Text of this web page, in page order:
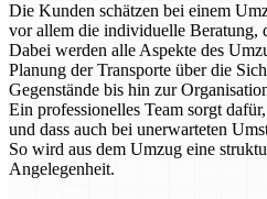
Die Kunden schätzen bei einem
vor allem die individuelle Beratung,
Dabei werden alle Aspekte des
Planung der Transporte über die
Gegenstände bis hin zur
Ein professionelles Team sorgt
und dass auch bei unerwarteten
So wird aus dem Umzug eine
Angelegenheit.